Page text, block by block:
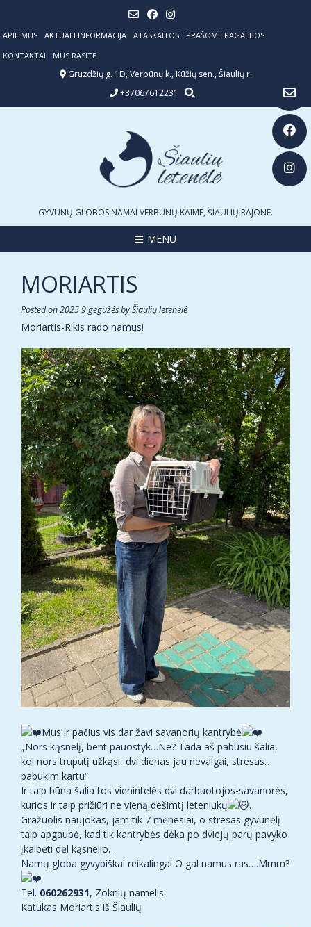
content
APIE MUS AKTUALI INFORMACIJA ATASKAITOS
PRAŠOME PAGALBOS
KONTAKTAI
MUS RASITE
Gruzdžių g. 1D, Verbūnų k., Kūžių sen., Šiaulių r.
+37067612231
GYVŪNŲ GLOBOS NAMAI VERBŪNŲ KAIME, ŠIAULIŲ RAJONE.
MENU
MORIARTIS
Posted on2025 9 gegužėsbyŠiaulių letenėlė
Moriartis-Rikis rado namus!
Mus ir pačius vis dar žavi savanorių kantrybė
„Nors kąsnelį, bent pauostyk…Ne? Tada aš pabūsiu šalia,
kol nors truputį užkąsi, dvi dienas jau nevalgai, stresas…
pabūkim kartu“
Ir taip būna šalia tos vienintelės dvi darbuotojos-savanorės,
kurios ir taip prižiūri ne vieną dešimtį leteniukų
.
Gražuolis naujokas, jam tik 7 mėnesiai, o stresas gyvūnėlį
taip apgaubė, kad tik kantrybės dėka po dviejų parų pavyko
įkalbėti dėl kąsnelio…
Namų globa gyvybiškai reikalinga! O gal namus ras….Mmm?
Tel. 060262931, Zoknių namelis
Katukas Moriartis iš Šiaulių